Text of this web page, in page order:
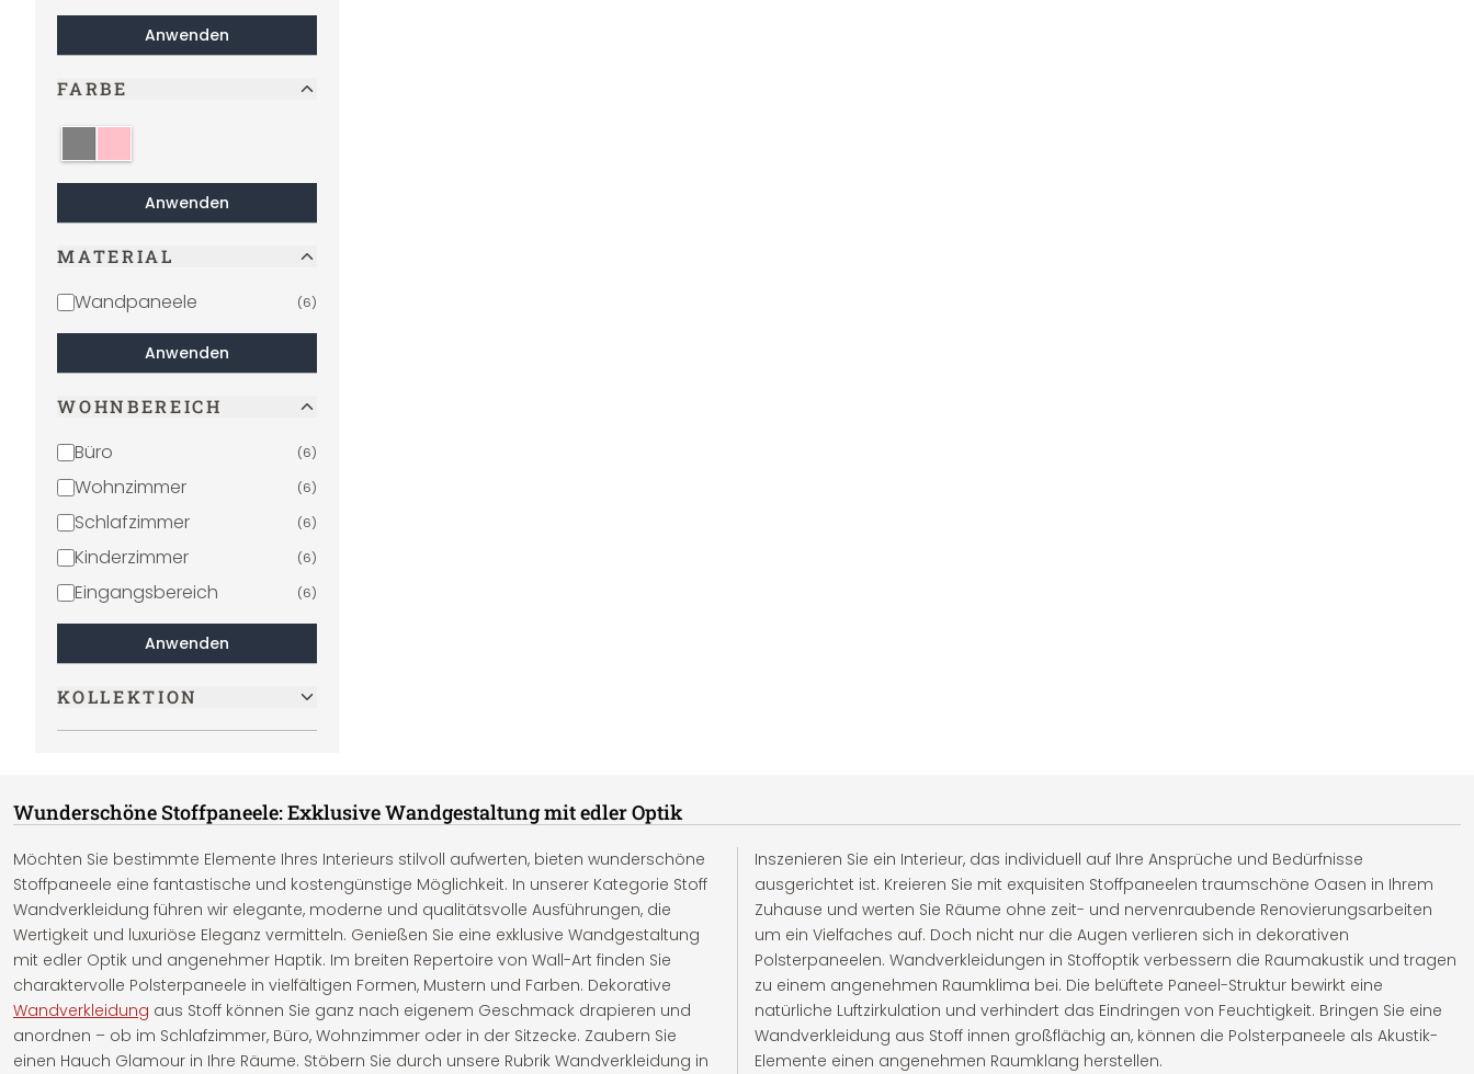
Anwenden
FARBE
Anwenden
MATERIAL
Wandpaneele (6)
Anwenden
WOHNBEREICH
Büro (6)
Wohnzimmer (6)
Schlafzimmer (6)
Kinderzimmer (6)
Eingangsbereich (6)
Anwenden
KOLLEKTION
Wunderschöne Stoffpaneele: Exklusive Wandgestaltung mit edler Optik
Möchten Sie bestimmte Elemente Ihres Interieurs stilvoll aufwerten, bieten wunderschöne
Stoffpaneele eine fantastische und kostengünstige Möglichkeit. In unserer Kategorie Stoff
Wandverkleidung führen wir elegante, moderne und qualitätsvolle Ausführungen, die
Wertigkeit und luxuriöse Eleganz vermitteln. Genießen Sie eine exklusive Wandgestaltung
mit edler Optik und angenehmer Haptik. Im breiten Repertoire von Wall-Art finden Sie
charaktervolle Polsterpaneele in vielfältigen Formen, Mustern und Farben. Dekorative
Wandverkleidung aus Stoff können Sie ganz nach eigenem Geschmack drapieren und
anordnen – ob im Schlafzimmer, Büro, Wohnzimmer oder in der Sitzecke. Zaubern Sie
einen Hauch Glamour in Ihre Räume. Stöbern Sie durch unsere Rubrik Wandverkleidung in
Inszenieren Sie ein Interieur, das individuell auf Ihre Ansprüche und Bedürfnisse
ausgerichtet ist. Kreieren Sie mit exquisiten Stoffpaneelen traumschöne Oasen in Ihrem
Zuhause und werten Sie Räume ohne zeit- und nervenraubende Renovierungsarbeiten
um ein Vielfaches auf. Doch nicht nur die Augen verlieren sich in dekorativen
Polsterpaneelen. Wandverkleidungen in Stoffoptik verbessern die Raumakustik und tragen
zu einem angenehmen Raumklima bei. Die belüftete Paneel-Struktur bewirkt eine
natürliche Luftzirkulation und verhindert das Eindringen von Feuchtigkeit. Bringen Sie eine
Wandverkleidung aus Stoff innen großflächig an, können die Polsterpaneele als Akustik-
Elemente einen angenehmen Raumklang herstellen.